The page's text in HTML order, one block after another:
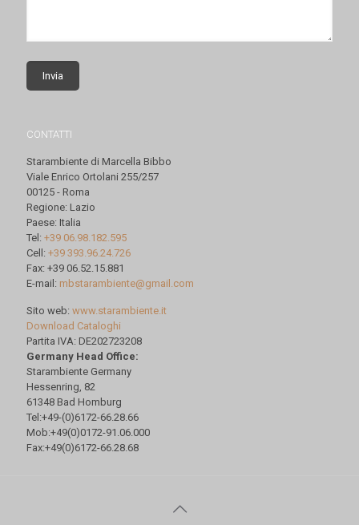
CONTATTI
Starambiente di Marcella Bibbo
Viale Enrico Ortolani 255/257
00125 - Roma
Regione: Lazio
Paese: Italia
Tel: +39 06.98.182.595
Cell: +39 393.96.24.726
Fax: +39 06.52.15.881
E-mail: mbstarambiente@gmail.com
Sito web: www.starambiente.it
Download Cataloghi
Partita IVA: DE202723208
Germany Head Office:
Starambiente Germany
Hessenring, 82
61348 Bad Homburg
Tel:+49-(0)6172-66.28.66
Mob:+49(0)0172-91.06.000
Fax:+49(0)6172-66.28.68